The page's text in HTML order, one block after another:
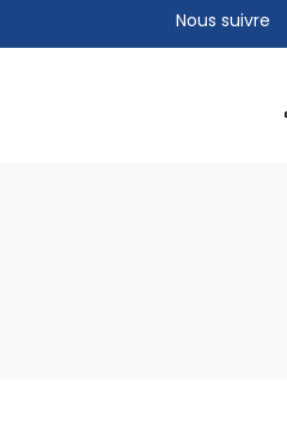
Nous suivre